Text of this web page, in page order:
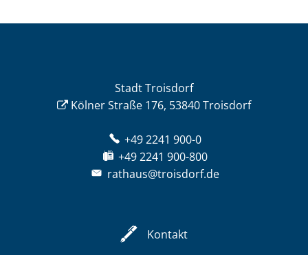
Stadt Troisdorf
Kölner Straße 176, 53840 Troisdorf
+49 2241 900-0
+49 2241 900-800
rathaus@troisdorf.de
Kontakt